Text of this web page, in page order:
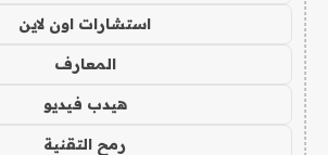
استشارات اون لاين
المعارف
هيدب فيديو
رمح التقنية